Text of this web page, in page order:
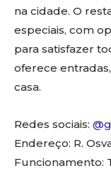
na cidade. O
especiais, com
para satisfazer
oferece
casa.
Redes sociais:
Endereço: R.
Funcionamento: